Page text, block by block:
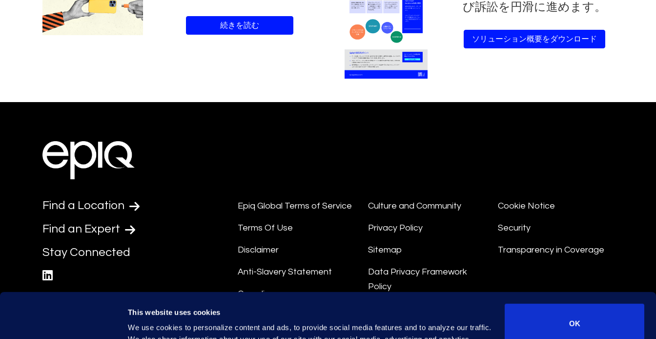
This website uses cookies
We use cookies to personalize content and ads, to provide social media features and to analyze our traffic.
OK
続きを読む
び訴訟を円滑に進めます。
ソリューション概要をダウンロード
Find a Location
Find an Expert
Stay Connected
Epiq Global Terms of Service
Terms Of Use
Disclaimer
Anti-Slavery Statement
Compliance
Culture and Community
Privacy Policy
Sitemap
Data Privacy Framework
Policy
Data Processing Terms
Cookie Notice
Security
Transparency in Coverage